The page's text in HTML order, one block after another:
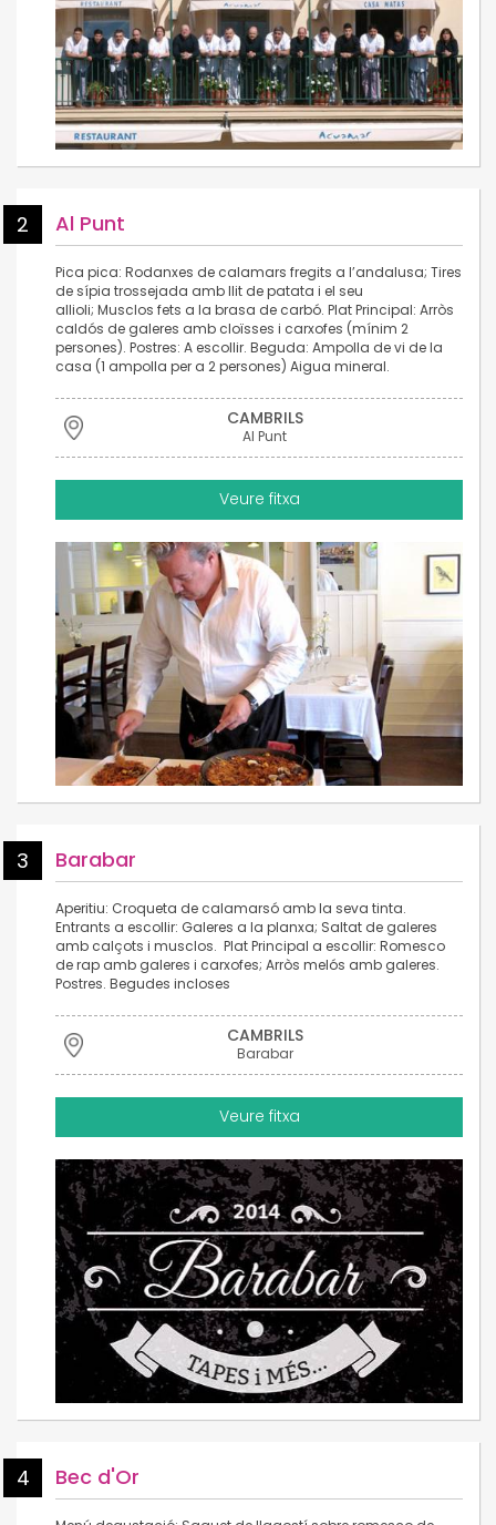
2 Al Punt
Pica pica: Rodanxes de calamars fregits a l’andalusa; Tires
de sípia trossejada amb llit de patata i el seu
allioli; Musclos fets a la brasa de carbó. Plat Principal: Arròs
caldós de galeres amb cloïsses i carxofes (mínim 2
persones). Postres: A escollir. Beguda: Ampolla de vi de la
casa (1 ampolla per a 2 persones) Aigua mineral.
CAMBRILS
Al Punt
Veure fitxa
3 Barabar
Aperitiu: Croqueta de calamarsó amb la seva tinta.
Entrants a escollir: Galeres a la planxa; Saltat de galeres
amb calçots i musclos. Plat Principal a escollir: Romesco
de rap amb galeres i carxofes; Arròs melós amb galeres.
Postres. Begudes incloses
CAMBRILS
Barabar
Veure fitxa
4 Bec d'Or